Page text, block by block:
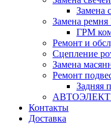
Замена
Замена
ГРМ
Ремонт и
Сцепление
Замена
Ремонт
Задняя
Контакты
Доставка